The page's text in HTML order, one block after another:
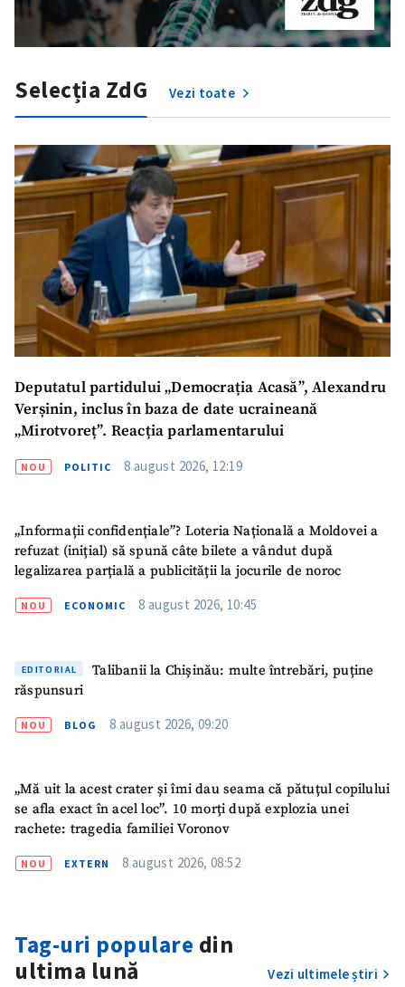
Selecția ZdG Vezi toate
Deputatul partidului „Democrația Acasă”, Alexandru
Verșinin, inclus în baza de date ucraineană
„Mirotvoreț”. Reacția parlamentarului
NOU POLITIC 8 august 2026, 12:19
„Informații confidențiale”? Loteria Națională a Moldovei a
refuzat (inițial) să spună câte bilete a vândut după
legalizarea parțială a publicității la jocurile de noroc
NOU ECONOMIC 8 august 2026, 10:45
EDITORIAL
Talibanii la Chișinău: multe întrebări, puține
răspunsuri
NOU BLOG 8 august 2026, 09:20
„Mă uit la acest crater și îmi dau seama că pătuțul copilului
se afla exact în acel loc”. 10 morți după explozia unei
rachete: tragedia familiei Voronov
NOU EXTERN 8 august 2026, 08:52
Tag-uri populare din
ultima lună
Vezi ultimele știri
ȘTIREA MEA
Fotografie
+ Încarcă imagine
Link media+ Link media
Sursă anonimă
Nume+ Numele meu
Telefon+ Telefon personal
Am citit și sunt de